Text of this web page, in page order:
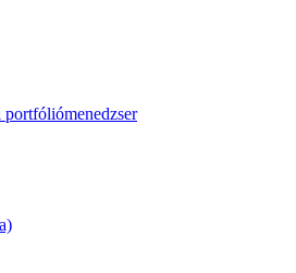
portfóliómenedzser